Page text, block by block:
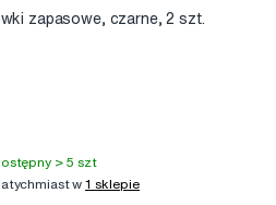
zapasowe, czarne, 2 szt.
> 5 szt
w1 sklepie